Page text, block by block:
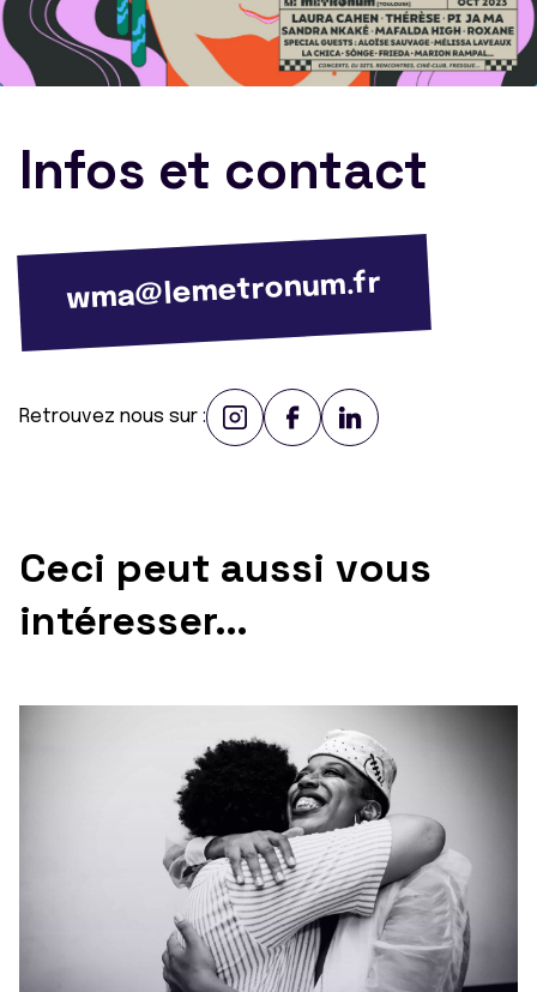
Infos et contact
wma@lemetronum.fr
Retrouvez nous sur :
Ceci peut aussi vous
intéresser…